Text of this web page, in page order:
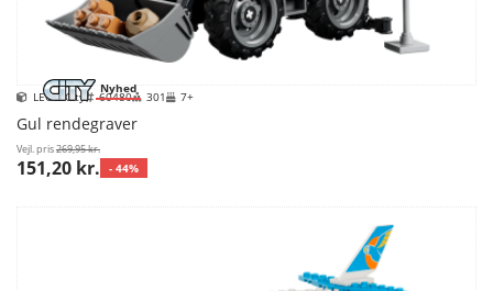
Nyhed
LEGO City 60480 301 7+
Gul rendegraver
Vejl. pris269,95 kr.
151,20 kr. - 44%